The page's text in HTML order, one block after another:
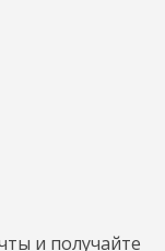
и получайте